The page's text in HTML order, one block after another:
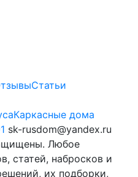
Статьи
Каркасные дома
sk-rusdom@yandex.ru
Любое
статей, набросков и
их подборки,